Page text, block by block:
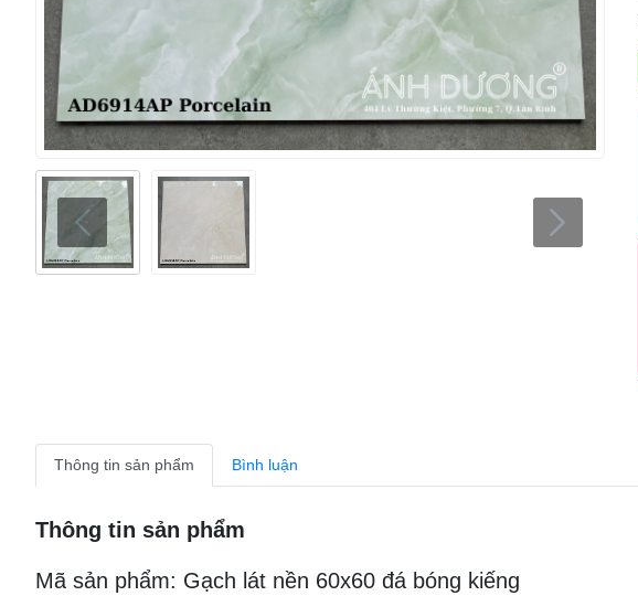
Thông tin sản phẩm Bình luận
Thông tin sản phẩm
Mã sản phẩm: Gạch lát nền 60x60 đá bóng kiếng